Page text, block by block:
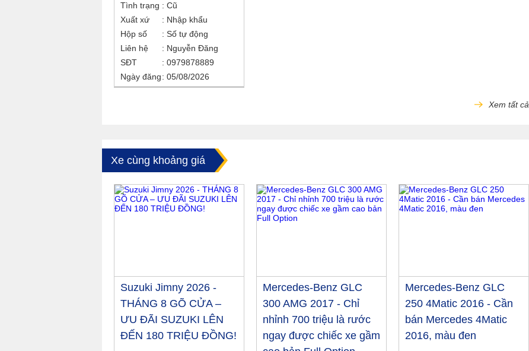
Tình trạng
Cũ
Xuất xứ
Nhập khẩu
Hộp số
Số tự động
Liên hệ
Nguyễn Đăng
SĐT
0979878889
Ngày đăng
05/08/2026
Xem tất cả
Xe cùng khoảng giá
Suzuki Jimny 2026 -
THÁNG 8 GÕ CỬA –
ƯU ĐÃI SUZUKI LÊN
ĐẾN 180 TRIỆU ĐỒNG!
Mercedes-Benz GLC
300 AMG 2017 - Chỉ
nhỉnh 700 triệu là rước
ngay được chiếc xe gầm
Mercedes-Benz GLC
250 4Matic 2016 - Cần
bán Mercedes 4Matic
2016, màu đen